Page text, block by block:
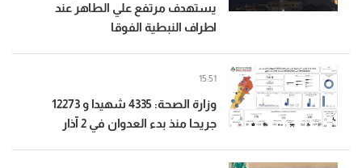
يستهدف مرتفع علي الطاهر عند
اطراف النبطية الفوقا
وزارة الصحة: 4335 شهيدا و 12273
جريحا منذ بدء العدوان في 2 آذار
15:51